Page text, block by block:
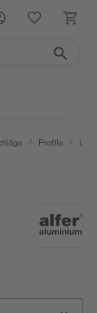
/ Profile / U-